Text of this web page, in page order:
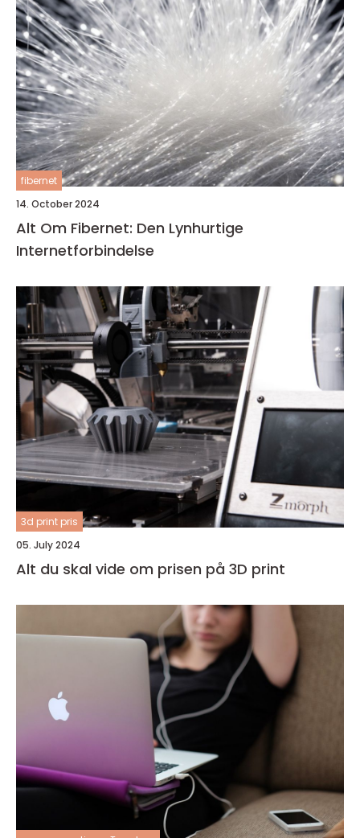
fibernet
14. October 2024
Alt Om Fibernet: Den Lynhurtige
Internetforbindelse
3d print pris
05. July 2024
Alt du skal vide om prisen på 3D print